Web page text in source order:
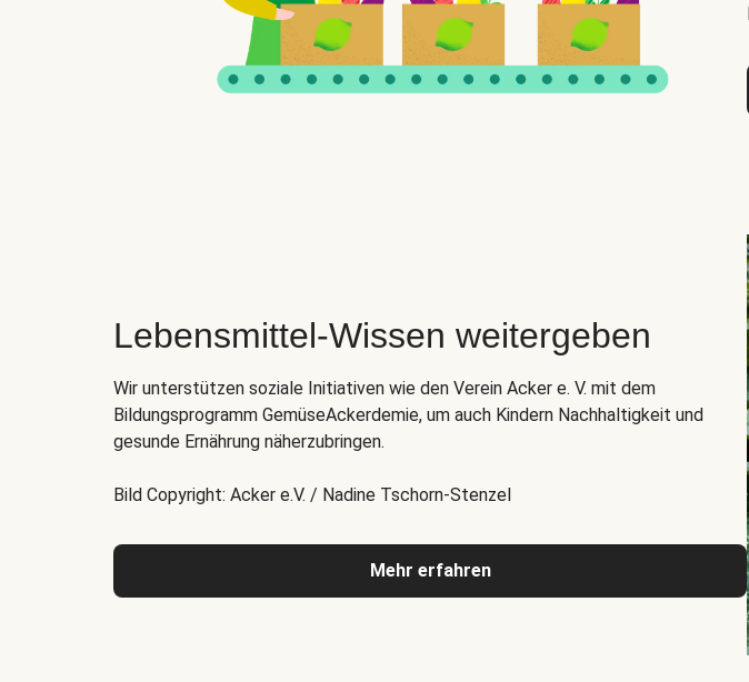
Lebensmittel-Wissen weitergeben
Wir unterstützen soziale Initiativen wie den Verein Acker e. V. mit dem
Bildungsprogramm GemüseAckerdemie, um auch Kindern Nachhaltigkeit und
gesunde Ernährung näherzubringen.
Bild Copyright: Acker e.V. / Nadine Tschorn-Stenzel
Mehr erfahren